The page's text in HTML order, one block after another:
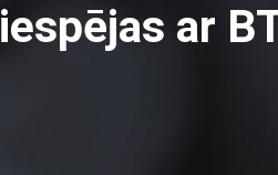
iespējas ar